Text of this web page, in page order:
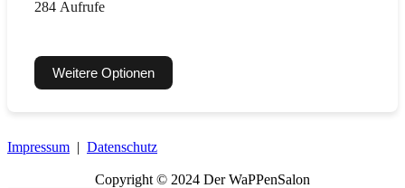
284 Aufrufe
Weitere Optionen
Impressum | Datenschutz
Copyright © 2024 Der WaPPenSalon